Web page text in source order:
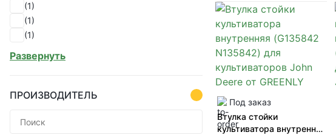
(1)
(1)
(1)
(1)
(1)
(1)
Развернуть
ПРОИЗВОДИТЕЛЬ
Под заказ
Втулка стойки
культиватора внутренняя